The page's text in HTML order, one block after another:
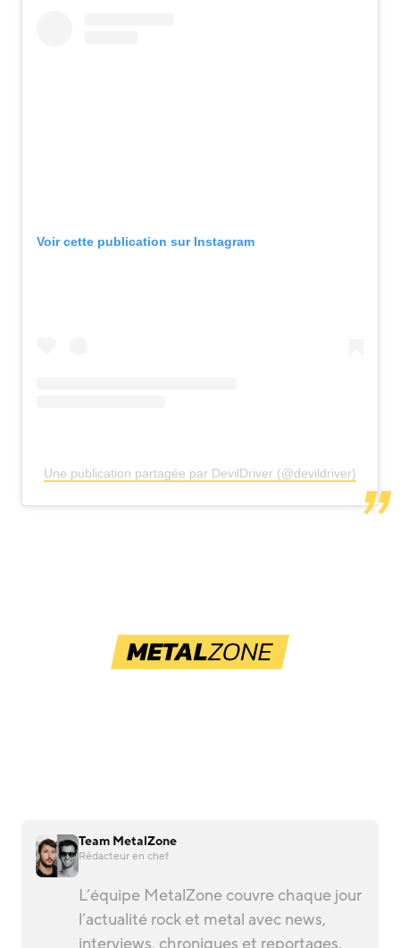
Voir cette publication sur Instagram
Une publication partagée par DevilDriver (@devildriver)
Team MetalZone
Rédacteur en chef
L’équipe MetalZone couvre chaque jour
l’actualité rock et metal avec news,
interviews, chroniques et reportages.